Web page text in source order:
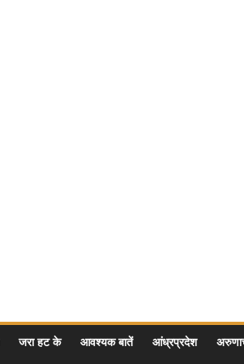
जरा हट के आवश्यक बातें आंध्रप्रदेश